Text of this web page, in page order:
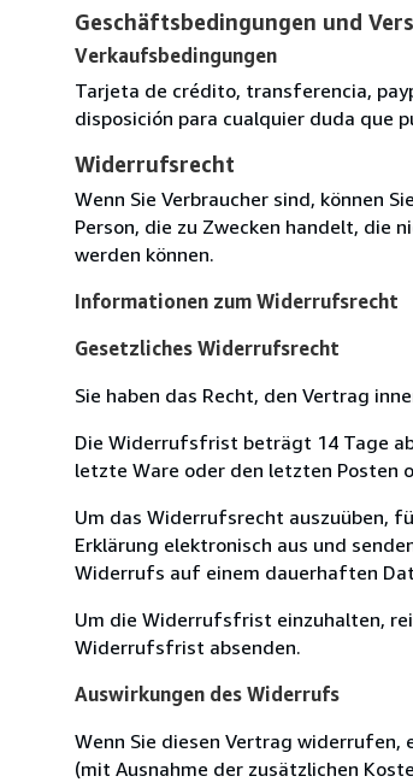
Geschäftsbedingungen und
Verkaufsbedingungen
Tarjeta de crédito, transferencia,
disposición para cualquier duda que
Widerrufsrecht
Wenn Sie Verbraucher sind, können
Person, die zu Zwecken handelt, die
werden können.
Informationen zum Widerrufsrecht
Gesetzliches Widerrufsrecht
Sie haben das Recht, den Vertrag
Die Widerrufsfrist beträgt 14 Tage
letzte Ware oder den letzten Posten
Um das Widerrufsrecht auszuüben,
Erklärung elektronisch aus und
Widerrufs auf einem dauerhaften
Um die Widerrufsfrist einzuhalten,
Widerrufsfrist absenden.
Auswirkungen des Widerrufs
Wenn Sie diesen Vertrag widerrufen,
(mit Ausnahme der zusätzlichen